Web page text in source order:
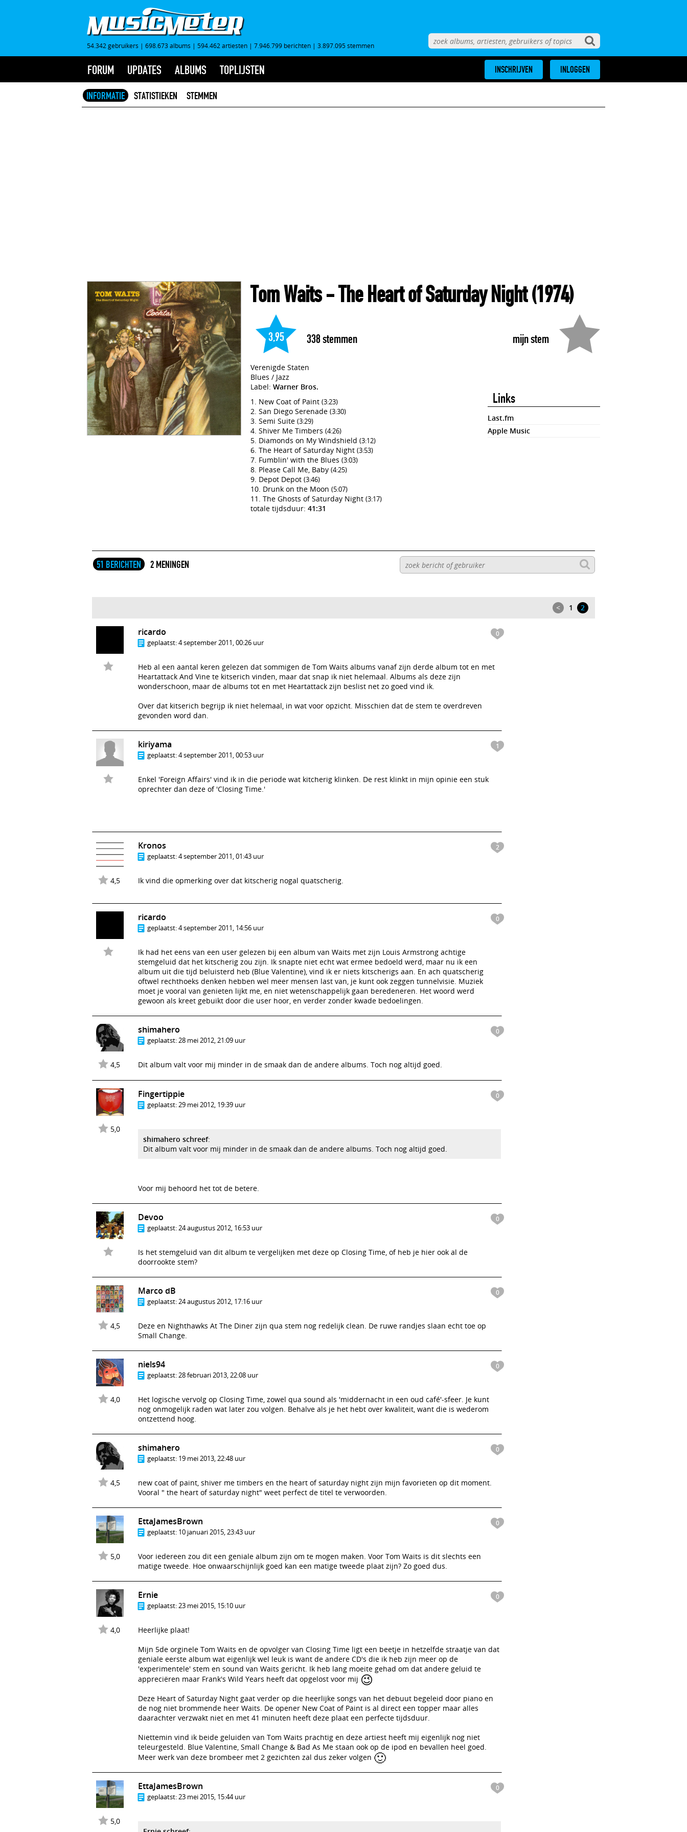
54.342 gebruikers | 698.673 albums | 594.462 artiesten | 7.946.799 berichten | 3.897.095 stemmen
FORUM UPDATES ALBUMS TOPLIJSTEN INSCHRIJVEN INLOGGEN
INFORMATIE STATISTIEKEN STEMMEN
Tom Waits- The Heart of Saturday Night(1974)
mijn stem
3,95 338stemmen
Verenigde Staten
Blues / Jazz
Label: Warner Bros.
New Coat of Paint (3:23)
San Diego Serenade (3:30)
Semi Suite (3:29)
Shiver Me Timbers (4:26)
Diamonds on My Windshield (3:12)
The Heart of Saturday Night (3:53)
Fumblin' with the Blues (3:03)
Please Call Me, Baby (4:25)
Depot Depot (3:46)
Drunk on the Moon (5:07)
The Ghosts of Saturday Night (3:17)
totale tijdsduur: 41:31
Links
Last.fm
Apple Music
51 BERICHTEN 2 MENINGEN
< 1 2
0
ricardo
geplaatst:4 september 2011, 00:26 uur
Heb al een aantal keren gelezen dat sommigen de Tom Waits albums vanaf zijn derde album tot en met
Heartattack And Vine te kitserich vinden, maar dat snap ik niet helemaal. Albums als deze zijn
wonderschoon, maar de albums tot en met Heartattack zijn beslist net zo goed vind ik.
Over dat kitserich begrijp ik niet helemaal, in wat voor opzicht. Misschien dat de stem te overdreven
gevonden word dan.
1
kiriyama
geplaatst:4 september 2011, 00:53 uur
Enkel 'Foreign Affairs' vind ik in die periode wat kitcherig klinken. De rest klinkt in mijn opinie een stuk
oprechter dan deze of 'Closing Time.'
4,5
2
Kronos
geplaatst:4 september 2011, 01:43 uur
Ik vind die opmerking over dat kitscherig nogal quatscherig.
0
ricardo
geplaatst:4 september 2011, 14:56 uur
Ik had het eens van een user gelezen bij een album van Waits met zijn Louis Armstrong achtige
stemgeluid dat het kitscherig zou zijn. Ik snapte niet echt wat ermee bedoeld werd, maar nu ik een
album uit die tijd beluisterd heb (Blue Valentine), vind ik er niets kitscherigs aan. En ach quatscherig
oftwel rechthoeks denken hebben wel meer mensen last van, je kunt ook zeggen tunnelvisie. Muziek
moet je vooral van genieten lijkt me, en niet wetenschappelijk gaan beredeneren. Het woord werd
gewoon als kreet gebuikt door die user hoor, en verder zonder kwade bedoelingen.
4,5
0
shimahero
geplaatst:28 mei 2012, 21:09 uur
Dit album valt voor mij minder in de smaak dan de andere albums. Toch nog altijd goed.
5,0
0
Fingertippie
geplaatst:29 mei 2012, 19:39 uur
shimahero schreef:
Dit album valt voor mij minder in de smaak dan de andere albums. Toch nog altijd goed.
Voor mij behoord het tot de betere.
0
Devoo
geplaatst:24 augustus 2012, 16:53 uur
Is het stemgeluid van dit album te vergelijken met deze op Closing Time, of heb je hier ook al de
doorrookte stem?
4,5
0
Marco dB
geplaatst:24 augustus 2012, 17:16 uur
Deze en Nighthawks At The Diner zijn qua stem nog redelijk clean. De ruwe randjes slaan echt toe op
Small Change.
4,0
0
niels94
geplaatst:28 februari 2013, 22:08 uur
Het logische vervolg op Closing Time, zowel qua sound als 'middernacht in een oud café'-sfeer. Je kunt
nog onmogelijk raden wat later zou volgen. Behalve als je het hebt over kwaliteit, want die is wederom
ontzettend hoog.
4,5
0
shimahero
geplaatst: 19 mei 2013, 22:48 uur
new coat of paint, shiver me timbers en the heart of saturday night zijn mijn favorieten op dit moment.
Vooral " the heart of saturday night" weet perfect de titel te verwoorden.
5,0
0
EttaJamesBrown
geplaatst: 10 januari 2015, 23:43 uur
Voor iedereen zou dit een geniale album zijn om te mogen maken. Voor Tom Waits is dit slechts een
matige tweede. Hoe onwaarschijnlijk goed kan een matige tweede plaat zijn? Zo goed dus.
4,0
0
Ernie
geplaatst:23 mei 2015, 15:10 uur
Heerlijke plaat!
Mijn 5de orginele Tom Waits en de opvolger van Closing Time ligt een beetje in hetzelfde straatje van dat
geniale eerste album wat eigenlijk wel leuk is want de andere CD's die ik heb zijn meer op de
'experimentele' stem en sound van Waits gericht. Ik heb lang moeite gehad om dat andere geluid te
appreciëren maar Frank's Wild Years heeft dat opgelost voor mij 😉
Deze Heart of Saturday Night gaat verder op die heerlijke songs van het debuut begeleid door piano en
de nog niet brommende heer Waits. De opener New Coat of Paint is al direct een topper maar alles
daarachter verzwakt niet en met 41 minuten heeft deze plaat een perfecte tijdsduur.
Niettemin vind ik beide geluiden van Tom Waits prachtig en deze artiest heeft mij eigenlijk nog niet
teleurgesteld. Blue Valentine, Small Change & Bad As Me staan ook op de ipod en bevallen heel goed.
Meer werk van deze brombeer met 2 gezichten zal dus zeker volgen 🙂
5,0
0
EttaJamesBrown
geplaatst:23 mei 2015, 15:44 uur